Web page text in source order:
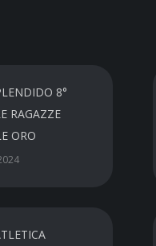
8°
RAGAZZE
ORO